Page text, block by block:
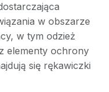
w obszarze
w tym odzież
elementy ochrony
się rękawiczki